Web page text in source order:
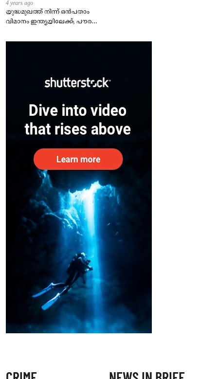
4 years ago
യുദ്ധമുഖത്ത് നിന്ന് ഒൻപതാം
വിമാനം ഇന്ത്യയിലേക്ക്; പൗരന്മാർ
– കേന്ദ്രം